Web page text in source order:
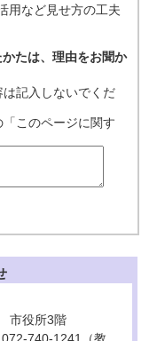
用など見せ方の工夫
たは、理由をお聞か
記入しないでくだ
このページに関す
市役所3階